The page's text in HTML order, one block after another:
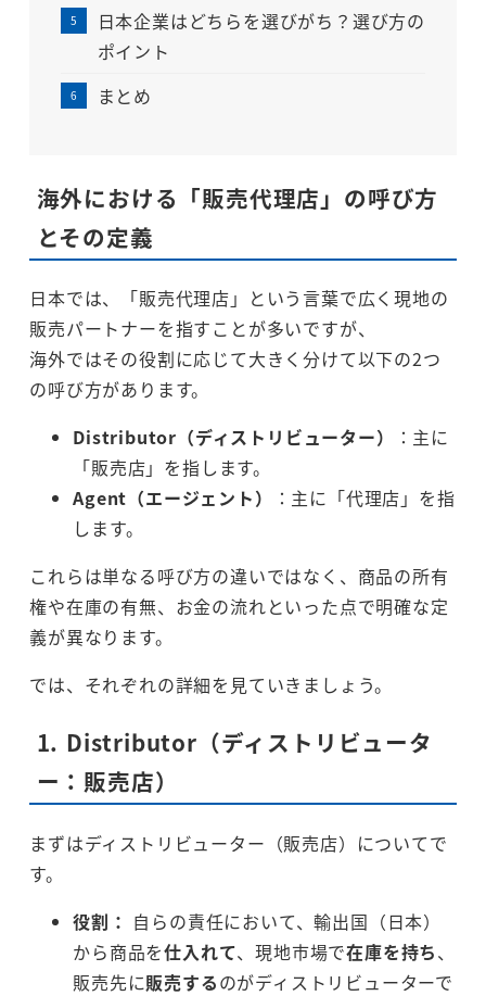
日本企業はどちらを選びがち？選び方の
ポイント
まとめ
海外における「販売代理店」の呼び方
とその定義
日本では、「販売代理店」という言葉で広く現地の
販売パートナーを指すことが多いですが、
海外ではその役割に応じて大きく分けて以下の2つ
の呼び方があります。
Distributor（ディストリビューター）
：主に
「販売店」を指します。
Agent（エージェント）
：主に「代理店」を指
します。
これらは単なる呼び方の違いではなく、商品の所有
権や在庫の有無、お金の流れといった点で明確な定
義が異なります。
では、それぞれの詳細を見ていきましょう。
1. Distributor（ディストリビュータ
ー：販売店）
まずはディストリビューター（販売店）についてで
す。
役割： 自らの責任において、輸出国（日本）
から商品を仕入れて、現地市場で在庫を持ち、
販売先に販売するのがディストリビューターで